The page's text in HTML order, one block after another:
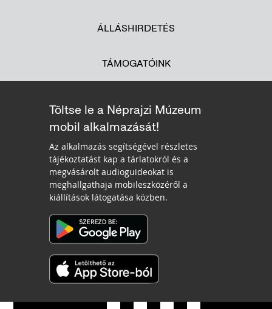
ÁLLÁSHIRDETÉS
TÁMOGATÓINK
Töltse le a Néprajzi Múzeum
mobil alkalmazását!
Az alkalmazás segítségével részletes
tájékoztatást kap a tárlatokról és a
megvásárolt audioguideokat is
meghallgathaja mobileszközéről a
kiállítások látogatása közben.